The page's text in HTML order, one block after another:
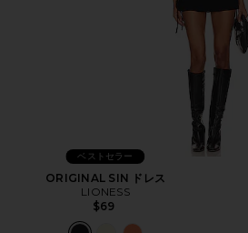
ベストセラー
ORIGINAL SIN ドレス
LIONESS
$69